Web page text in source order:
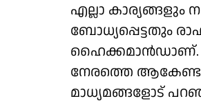
എല്ലാ കാര്യങ്ങളും
ബോധ്യപ്പെട്ടതും
ഹൈക്കമാൻഡാണ്.
നേരത്തെ
മാധ്യമങ്ങളോട്